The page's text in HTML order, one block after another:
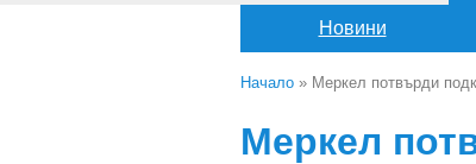
Новини
Начало » Меркел потвърди
Меркел